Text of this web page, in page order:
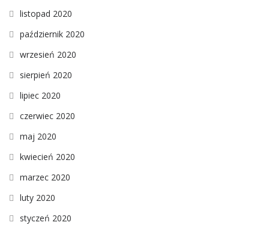
listopad 2020
październik 2020
wrzesień 2020
sierpień 2020
lipiec 2020
czerwiec 2020
maj 2020
kwiecień 2020
marzec 2020
luty 2020
styczeń 2020